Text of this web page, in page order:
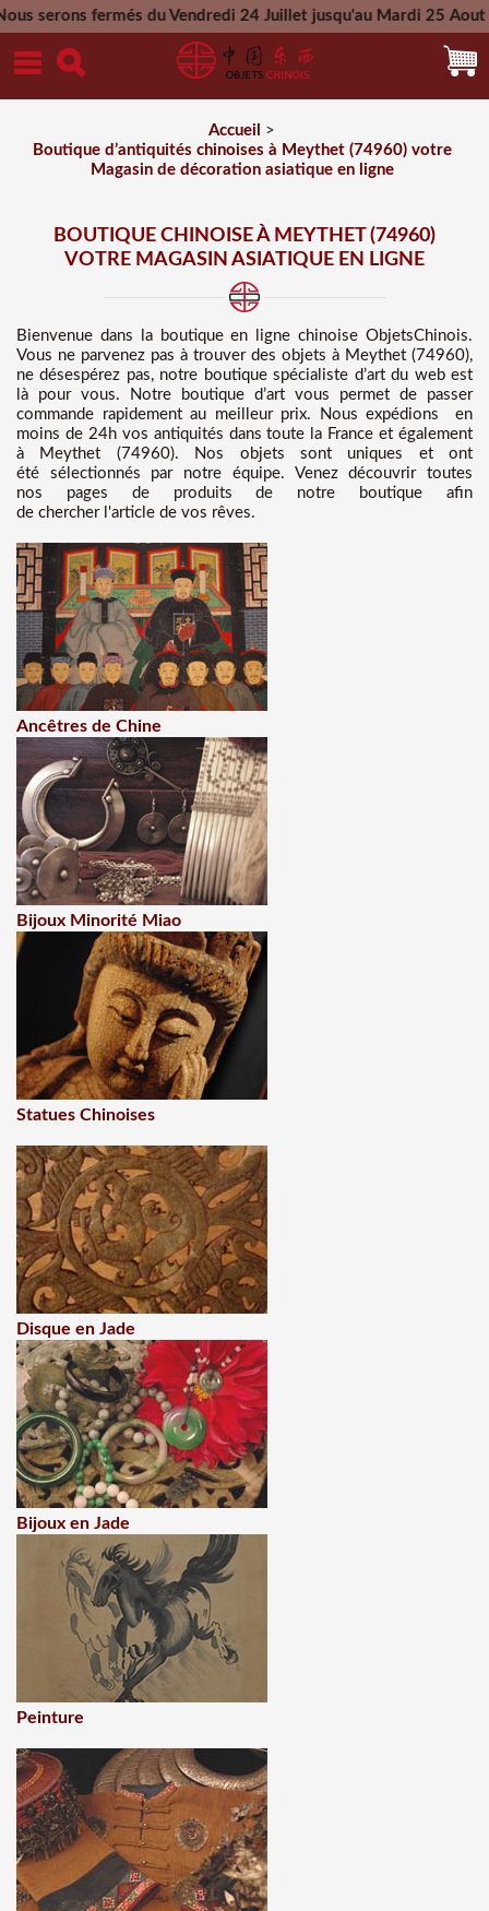
fermés du Vendredi 24 Juillet jusqu'au Mardi 25 Aout 2026 -
Mercredi 26 Aout 2026
Accueil
>
Boutique d’antiquités chinoises à Meythet (74960) votre
Magasin de décoration asiatique en ligne
BOUTIQUE CHINOISE À MEYTHET (74960)
VOTRE MAGASIN ASIATIQUE EN LIGNE
Bienvenue dans la boutique en ligne chinoiseObjetsChinois.
Vous ne parvenez pas à trouver des objets à Meythet (74960),
ne désespérez pas, notre boutique spécialiste d’art du web est
là pour vous. Notre boutique d’art vous permet de passer
commande rapidement au meilleur prix. Nous expédions en
moins de 24h vos antiquités dans toute la France et également
à Meythet (74960). Nos objets sont uniques et ont
été sélectionnés par notre équipe. Venez découvrir toutes
nos pages de produits de notre boutique afin
de chercher l'article de vos rêves.
Ancêtres de Chine
Bijoux Minorité Miao
Statues Chinoises
Disque en Jade
Bijoux en Jade
Peinture